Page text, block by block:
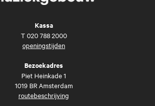
Kassa
T 020 788 2000
openingstijden
Bezoekadres
Piet Heinkade 1
1019 BR Amsterdam
routebeschrijving